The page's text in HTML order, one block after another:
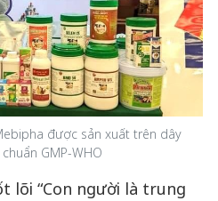
được sản xuất trên dây
GMP-WHO
lõi “Con người là trung